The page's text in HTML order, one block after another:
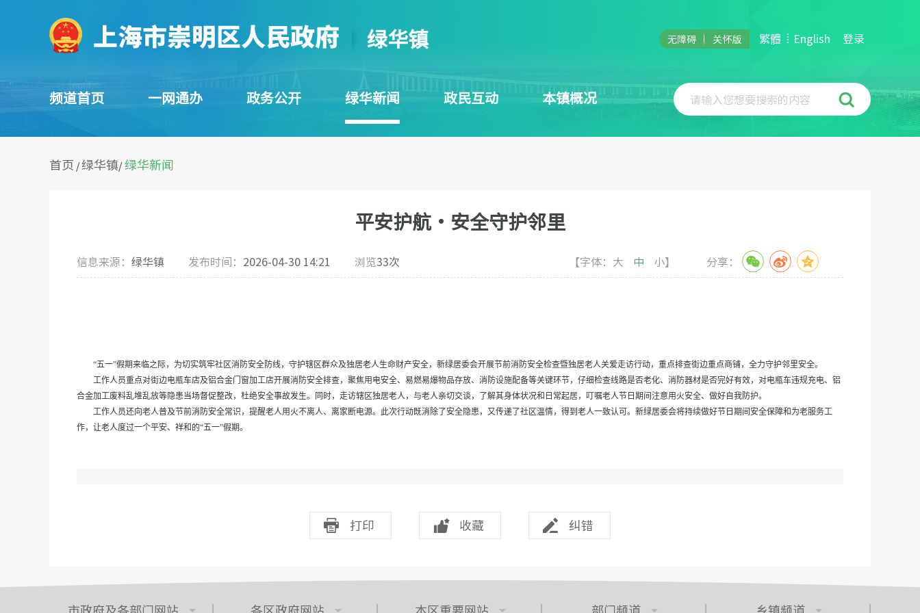
绿华镇 无障碍 关怀版 繁體 English 登录
频道首页 一网通办 政务公开 绿华新闻 政民互动 本镇概况 请输入您想要搜索的内容
首页 /绿华镇/ 绿华新闻
平安护航・安全守护邻里
信息来源： 绿华镇 发布时间： 2026-04-30 14:21 浏览33次 【字体： 大 中 小】 分享：
“五一”假期来临之际，为切实筑牢社区消防安全防线，守护辖区群众及独居老人生命财产安全，新绿居委会开展节前消防安全检查暨独居老人关爱走访行动，重点排查街边重点商铺，全力守护邻里安全。
工作人员重点对街边电瓶车店及铝合金门窗加工店开展消防安全排查，聚焦用电安全、易燃易爆物品存放、消防设施配备等关键环节，仔细检查线路是否老化、消防器材是否完好有效，对电瓶车违规充电、铝
合金加工废料乱堆乱放等隐患当场督促整改，杜绝安全事故发生。同时，走访辖区独居老人，与老人亲切交谈，了解其身体状况和日常起居，叮嘱老人节日期间注意用火安全、做好自我防护。
工作人员还向老人普及节前消防安全常识，提醒老人用火不离人、离家断电源。此次行动既消除了安全隐患，又传递了社区温情，得到老人一致认可。新绿居委会将持续做好节日期间安全保障和为老服务工
作，让老人度过一个平安、祥和的“五一”假期。
打印 收藏 纠错